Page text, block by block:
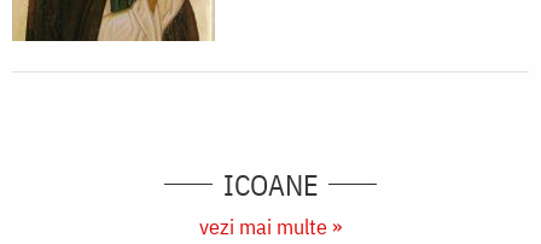
ICOANE
vezi mai multe »